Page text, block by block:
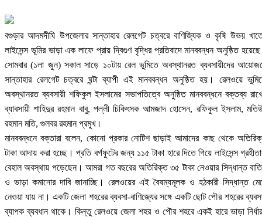
বগুড়ার আদমদীঘি উপজেলার সান্তাহার রেলগেট চত্বরে বাণিজ্যিক ও কৃষি উভয়
লাইসেন্স ভূমির ভাড়া এক লাফে প্রায় দ্বিগুণ বৃদ্ধির প্রতিবাদে মানববন্ধন অনুষ্ঠিত
সোমবার (১লা জুন) সকাল সাড়ে ১০টায় রেল ভুমিতে অবস্থানরত ব্যবসায়ীদের
সান্তাহার রেলগেট চত্বরে ঘন্টা ব্যাপী এই মানববন্ধন অনুষ্ঠিত হয়। রেলওয়ে
অবস্থানরত ব্যবসায়ী শফিকুল ইসলামের সভাপতিত্বে অনুষ্ঠিত মানববন্ধনে বক্তব্য
ব্যাবসায়ী শাহিদুর রহমান বাবু, পল্লী চিকিৎসক আমজাদ হোসেন, রফিকুল ইসলাম,
রহমান মতি, গুলবর রহমান প্রমুখ।
মানববন্ধনে বক্তারা বলেন, কোনো প্রকার নোটিশ ছাড়াই আমাদের কাছ থেকে
টাকা আদায় করা হচ্ছে। প্রতি বর্গফুটের জন্য ১১৫ টাকা হারে দিতে গিয়ে লাইসেন্স
বেহাল অবস্থায় পড়েছেন। আমরা গত বছরের অতিরিক্ত ৩৫ টাকা নেওয়ার সিদ্ধান্ত
ও ভাড়া কমানোর দাবি জানাচ্ছি। রেলওয়ের এই বৈষম্যমূলক ও হঠকারী সিদ্ধান্ত
নেওয়া যায় না। একটি জেলা শহরের ব্যবসা-বাণিজ্যের সঙ্গে একটি ছোট পৌর শহরের
ব্যাপক ব্যবধান থাকে। কিন্তু রেলওয়ে জেলা শহর ও পৌর শহরে একই হারে ভাড়া